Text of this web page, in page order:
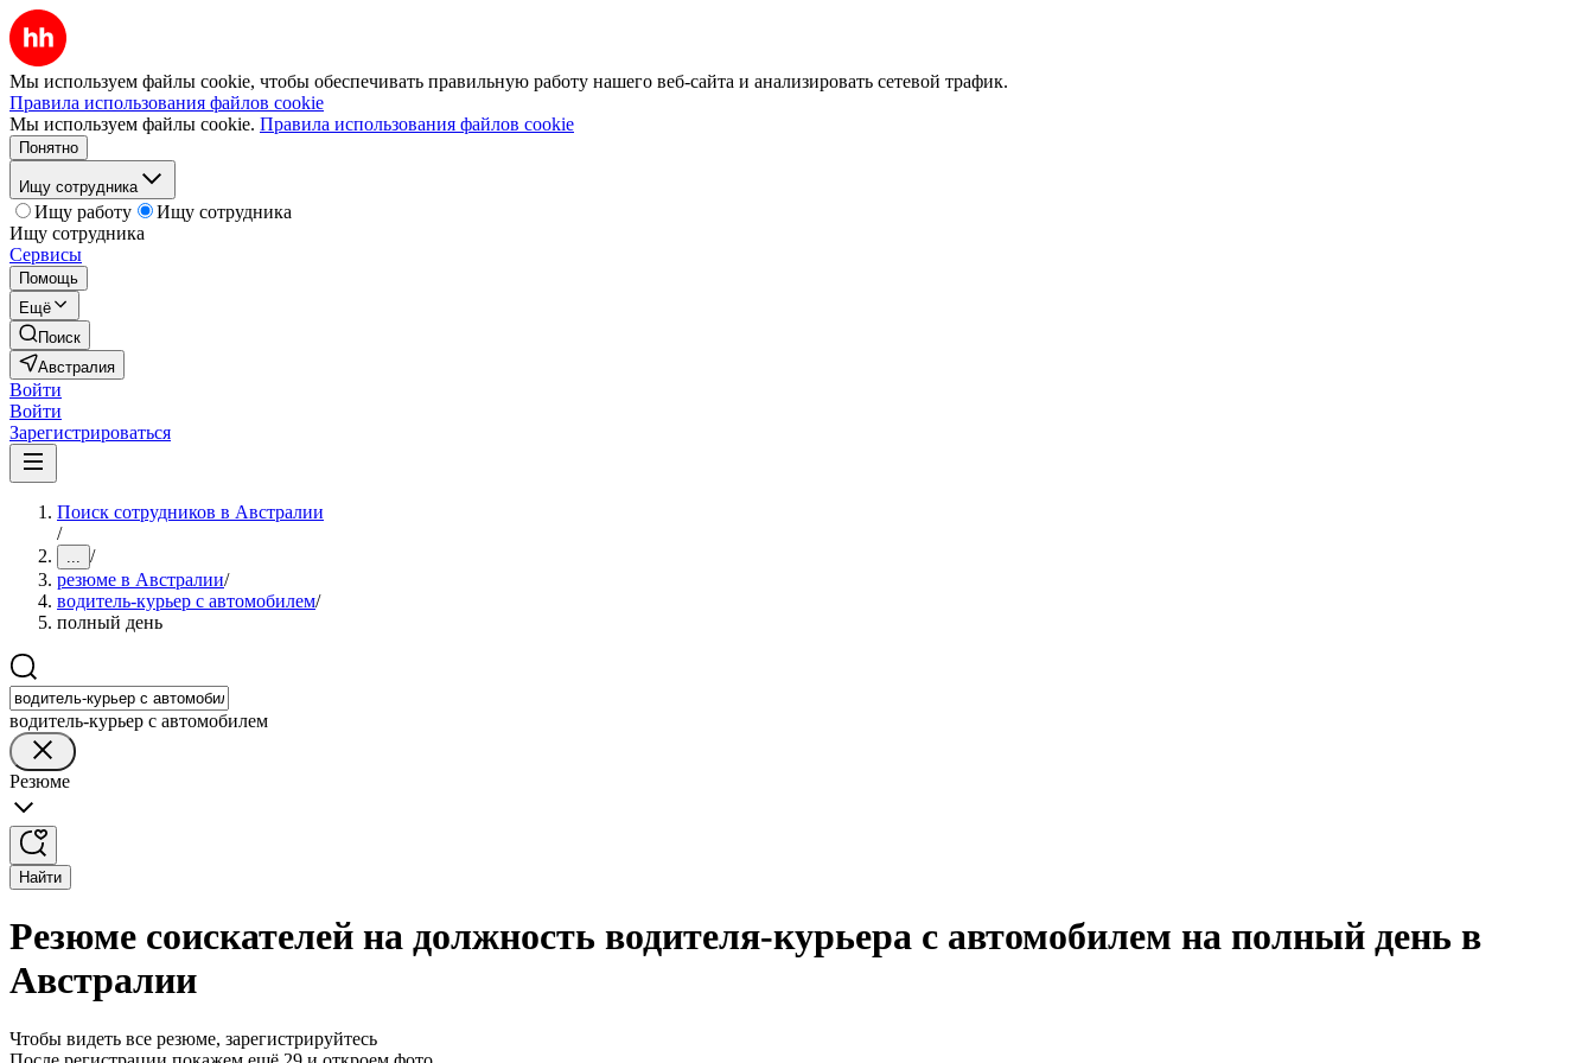
Мы используем файлы cookie, чтобы обеспечивать правильную работу нашего веб-сайта и анализировать сетевой трафик.
Правила использования файлов cookie
Мы используем файлы cookie. Правила использования файлов cookie
Понятно
Ищу сотрудника
Ищу работу
Ищу сотрудника
Ищу сотрудника
Сервисы
Помощь
Ещё
Поиск
Австралия
Войти
Войти
Зарегистрироваться
Поиск сотрудников в Австралии
/
... /
резюме в Австралии/
водитель-курьер с автомобилем/
полный день
водитель-курьер с автомобилем
Резюме
Найти
Резюме соискателей на должность водителя-курьера с автомобилем на полный день в
Австралии
Чтобы видеть все резюме, зарегистрируйтесь